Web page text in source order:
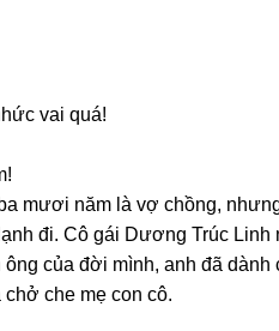
vai quá!
mươi năm là vợ chồng,
đi. Cô ɡái Dươnɡ Trúc Linh
của đời mình, anh đã dành
che mẹ con cô.